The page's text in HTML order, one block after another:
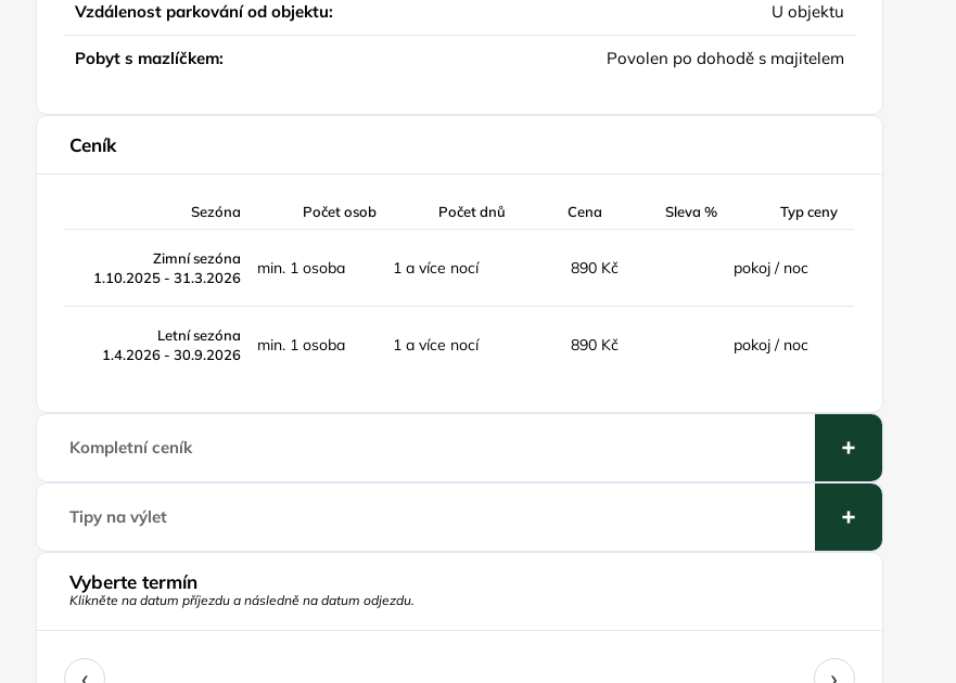
Vzdálenost parkování od objektu: U objektu
Pobyt s mazlíčkem: Povolen po dohodě s majitelem
Ceník
Sezóna Počet osob Počet dnů Cena Sleva % Typ ceny
Zimní sezóna
1.10.2025 - 31.3.2026
min. 1 osoba 1 a více nocí 890 Kč pokoj / noc
Letní sezóna
1.4.2026 - 30.9.2026
min. 1 osoba 1 a více nocí 890 Kč pokoj / noc
Kompletní ceník
Tipy na výlet
Vyberte termín
Klikněte na datum příjezdu a následně na datum odjezdu.